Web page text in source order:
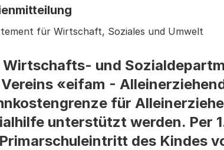
für Wirtschaft, Soziales und Umwelt
Wirtschafts- und
«eifam -
für
unterstützt werden. Per
des Kindes